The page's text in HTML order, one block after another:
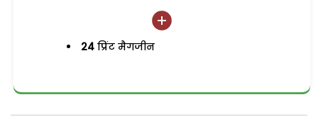
24 प्रिंट मैगजीन